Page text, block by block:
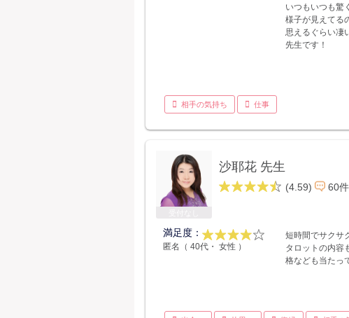
いつもいつも驚
様子が見えてる
思えるぐらい凄
先生です！
相手の気持ち 仕事
沙耶花 先生
(4.59) 60件
満足度：
匿名（ 40代・ 女性 ）
短時間でサクサ
タロットの内容
格なども当たっ